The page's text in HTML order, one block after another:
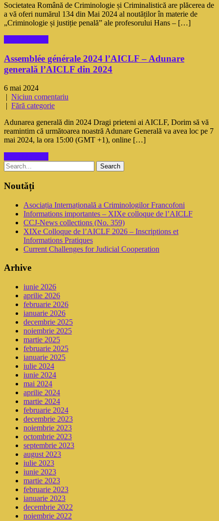
Societatea Română de Criminologie și Criminalistică are plăcerea de
a vă oferi numărul 134 din Mai 2024 al noutăților în materie de
„Criminologie și justiție penală” ale profesorului Hans – […]
Assemblée générale 2024 l’AICLF – Adunare
generală l’AICLF din 2024
6 mai 2024
| Niciun comentariu
| Fără categorie
Adunarea generală din 2024 Dragi prieteni ai AICLF, Dorim să vă
reamintim că următoarea noastră Adunare Generală va avea loc pe 7
mai 2024, la ora 15:00 (GMT +1), online […]
Noutăți
Asociația Internațională a Criminologilor Francofoni
Informations importantes – XIXe colloque de l’AICLF
CCJ-News collections (No. 359)
XIXe Colloque de l’AICLF 2026 – Inscriptions et
Informations Pratiques
Current Challenges for Judicial Cooperation
Arhive
iunie 2026
aprilie 2026
februarie 2026
ianuarie 2026
decembrie 2025
noiembrie 2025
martie 2025
februarie 2025
ianuarie 2025
iulie 2024
iunie 2024
mai 2024
aprilie 2024
martie 2024
februarie 2024
decembrie 2023
noiembrie 2023
octombrie 2023
septembrie 2023
august 2023
iulie 2023
iunie 2023
martie 2023
februarie 2023
ianuarie 2023
decembrie 2022
noiembrie 2022